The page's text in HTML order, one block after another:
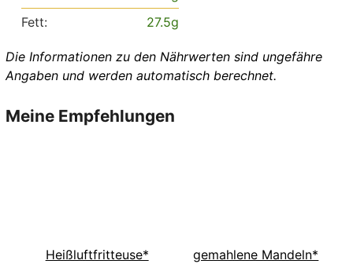
Fett:
27.5g
Die Informationen zu den Nährwerten sind ungefähre
Angaben und werden automatisch berechnet.
Meine Empfehlungen
Heißluftfritteuse* gemahlene Mandeln*